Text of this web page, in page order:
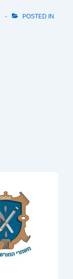
POSTED IN